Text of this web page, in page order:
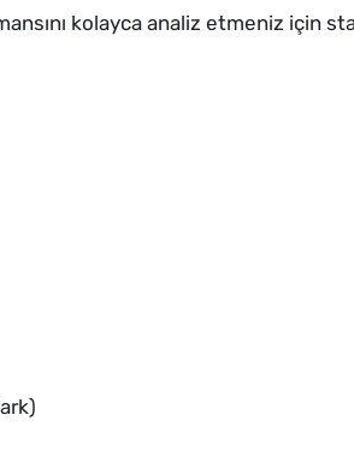
kolayca analiz etmeniz için